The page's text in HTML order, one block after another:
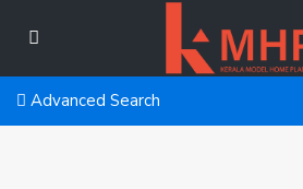
Advanced Search